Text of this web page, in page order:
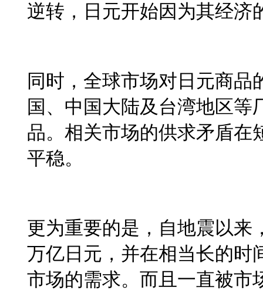
逆转，日元开始因为其经济
同时，全球市场对日元商
国、中国大陆及台湾地区
品。相关市场的供求矛盾在
平稳。
更为重要的是，自地震以来
万亿日元，并在相当长的时
市场的需求。而且一直被市